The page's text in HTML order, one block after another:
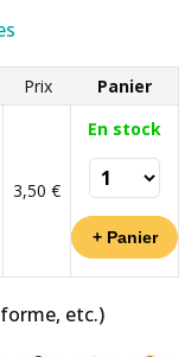
Prix Panier
3,50 €
En stock
etc.)